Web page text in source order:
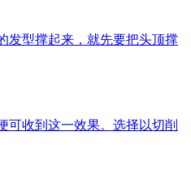
发型撑起来，就先要把头顶撑
可收到这一效果。选择以切削